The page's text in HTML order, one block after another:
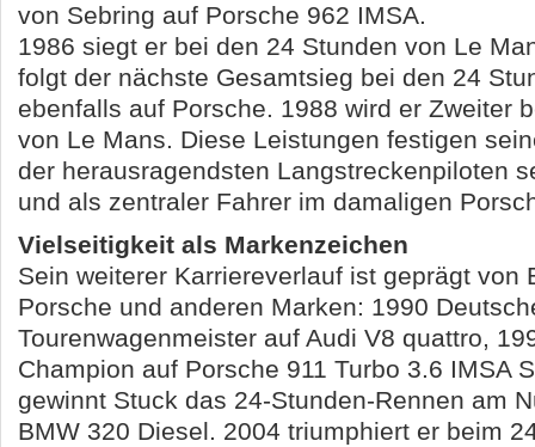
von Sebring auf Porsche 962 IMSA.
1986 siegt er bei den 24 Stunden von Le
folgt der nächste Gesamtsieg bei den 24
ebenfalls auf Porsche. 1988 wird er Zweiter
von Le Mans. Diese Leistungen festigen
der herausragendsten Langstreckenpiloten
und als zentraler Fahrer im damaligen
Vielseitigkeit als Markenzeichen
Sein weiterer Karriereverlauf ist geprägt von
Porsche und anderen Marken: 1990
Tourenwagenmeister auf Audi V8 quattro,
Champion auf Porsche 911 Turbo 3.6 IMSA
gewinnt Stuck das 24-Stunden-Rennen am
BMW 320 Diesel. 2004 triumphiert er beim